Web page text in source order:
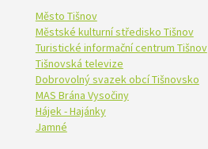
Město Tišnov
Městské kulturní středisko Tišnov
Turistické informační centrum Tišnov
Tišnovská televize
Dobrovolný svazek obcí Tišnovsko
MAS Brána Vysočiny
Hájek - Hajánky
Jamné